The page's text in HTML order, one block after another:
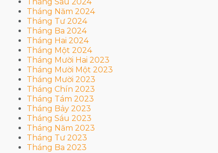
Tháng Sáu 2024
Tháng Năm 2024
Tháng Tư 2024
Tháng Ba 2024
Tháng Hai 2024
Tháng Một 2024
Tháng Mười Hai 2023
Tháng Mười Một 2023
Tháng Mười 2023
Tháng Chín 2023
Tháng Tám 2023
Tháng Bảy 2023
Tháng Sáu 2023
Tháng Năm 2023
Tháng Tư 2023
Tháng Ba 2023